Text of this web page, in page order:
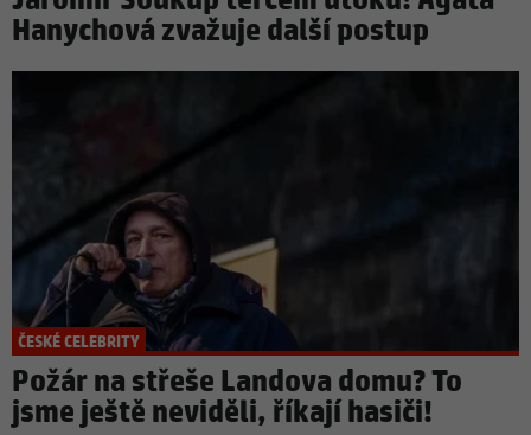
Hanychová zvažuje další postup
ČESKÉ CELEBRITY
Požár na střeše Landova domu? To
jsme ještě neviděli, říkají hasiči!